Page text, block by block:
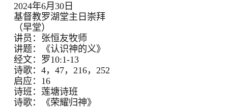
2024年6月30日
基督教罗湖堂主日崇拜
（早堂）
讲员：张恒友牧师
讲题：《认识神的义》
经文：罗10:1-13
诗歌：4，47，216，252
启应：16
诗班：莲塘诗班
诗歌：《荣耀归神》